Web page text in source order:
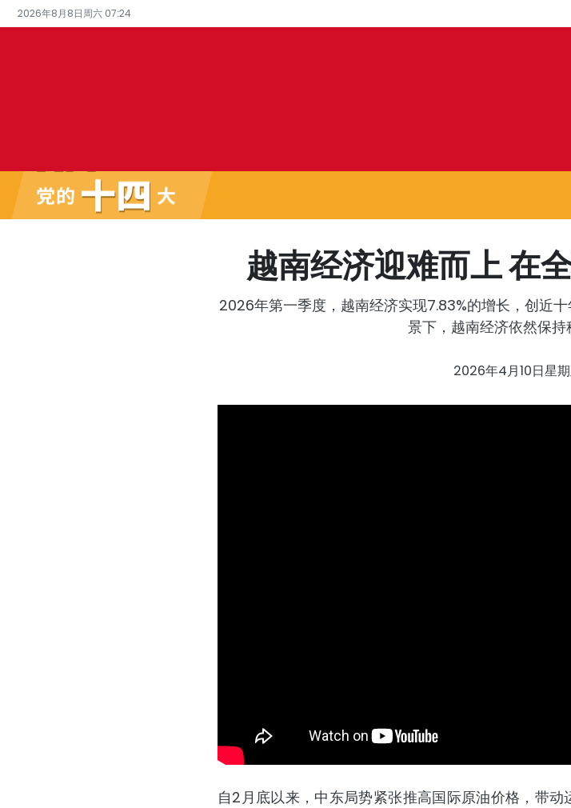
2026年8月8日周六 07:24
越南经济迎难而上 在
2026年第一季度，越南经济实现7.83%的增长，创近
景下，越南经济依然保持
2026年4月10日星
自2月底以来，中东局势紧张推高国际原油价格，带